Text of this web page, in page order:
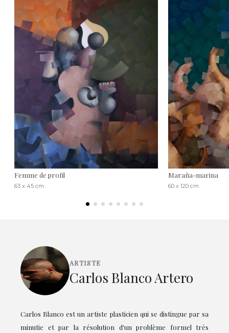
Femme de profil
63 x 45 cm
Maraña-marina
60 x 120 cm
ARTISTE
Carlos Blanco Artero
Carlos Blanco est un artiste plasticien qui se distingue par sa
minutie et par la résolution d'un problème formel très